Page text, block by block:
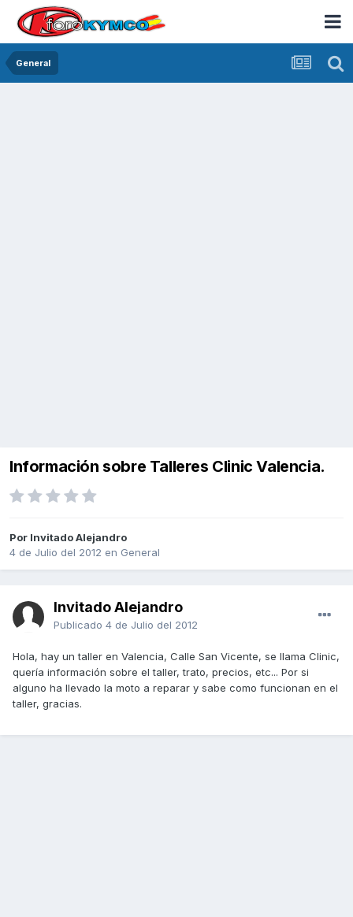
General
Información sobre Talleres Clinic Valencia.
Por Invitado Alejandro
4 de Julio del 2012 en General
Invitado Alejandro
Publicado 4 de Julio del 2012
Hola, hay un taller en Valencia, Calle San Vicente, se llama Clinic,
quería información sobre el taller, trato, precios, etc... Por si
alguno ha llevado la moto a reparar y sabe como funcionan en el
taller, gracias.